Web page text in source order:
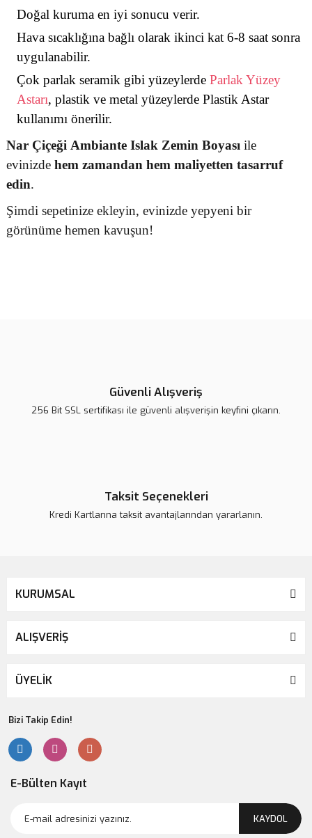
Doğal kuruma en iyi sonucu verir.
Hava sıcaklığına bağlı olarak ikinci kat 6-8 saat sonra
uygulanabilir.
Çok parlak seramik gibi yüzeylerde Parlak Yüzey
Astarı, plastik ve metal yüzeylerde Plastik Astar
kullanımı önerilir.
Nar Çiçeği Ambiante Islak Zemin Boyası ile
evinizde hem zamandan hem maliyetten tasarruf
edin.
Şimdi sepetinize ekleyin, evinizde yepyeni bir
görünüme hemen kavuşun!
Ürün açıklamasında eksik bilgiler bulunuyor.
Ürün bilgilerinde hatalar bulunuyor.
Güvenli Alışveriş
256 Bit SSL sertifikası ile güvenli alışverişin keyfini çıkarın.
Taksit Seçenekleri
Kredi Kartlarına taksit avantajlarından yararlanın.
KURUMSAL
ALIŞVERİŞ
ÜYELİK
Bizi Takip Edin!
E-Bülten Kayıt
KAYDOL